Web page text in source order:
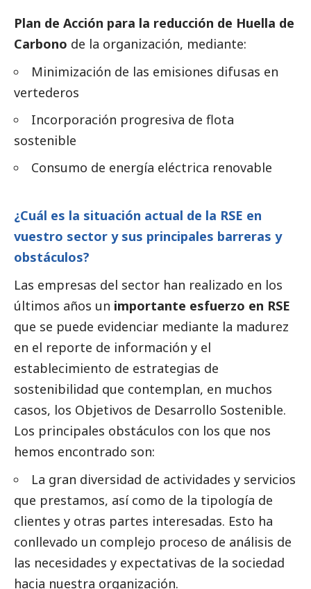
Plan de Acción para la reducción de Huella de
Carbono de la organización, mediante:
Minimización de las emisiones difusas en
vertederos
Incorporación progresiva de flota
sostenible
Consumo de energía eléctrica renovable
¿Cuál es la situación actual de la RSE en
vuestro sector y sus principales barreras y
obstáculos?
Las empresas del sector han realizado en los
últimos años un importante esfuerzo en RSE
que se puede evidenciar mediante la madurez
en el reporte de información y el
establecimiento de estrategias de
sostenibilidad que contemplan, en muchos
casos, los Objetivos de Desarrollo Sostenible.
Los principales obstáculos con los que nos
hemos encontrado son:
La gran diversidad de actividades y servicios
que prestamos, así como de la tipología de
clientes y otras partes interesadas. Esto ha
conllevado un complejo proceso de análisis de
las necesidades y expectativas de la sociedad
hacia nuestra organización.